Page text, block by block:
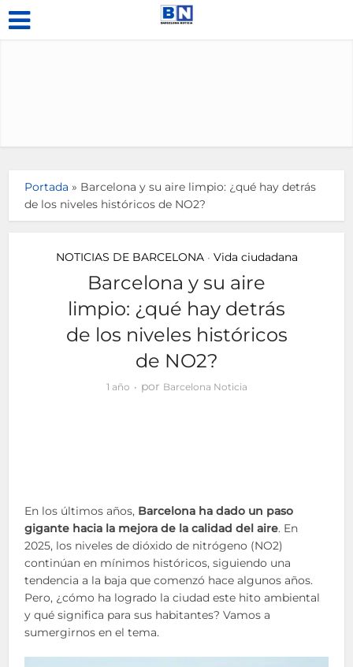
Portada » Barcelona y su aire limpio: ¿qué hay detrás
de los niveles históricos de NO2?
NOTICIAS DE BARCELONA • Vida ciudadana
Barcelona y su aire
limpio: ¿qué hay detrás
de los niveles históricos
de NO2?
1 año por Barcelona Noticia
En los últimos años, Barcelona ha dado un paso
gigante hacia la mejora de la calidad del aire. En
2025, los niveles de dióxido de nitrógeno (NO2)
continúan en mínimos históricos, siguiendo una
tendencia a la baja que comenzó hace algunos años.
Pero, ¿cómo ha logrado la ciudad este hito ambiental
y qué significa para sus habitantes? Vamos a
sumergirnos en el tema.